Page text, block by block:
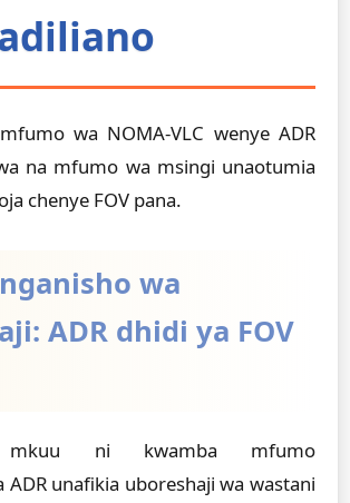
wa NOMA-VLC wenye ADR
na mfumo wa msingi unaotumia
chenye FOV pana.
wa
ADR dhidi ya FOV
mkuu ni kwamba mfumo
ADR unafikia uboreshaji wa wastani